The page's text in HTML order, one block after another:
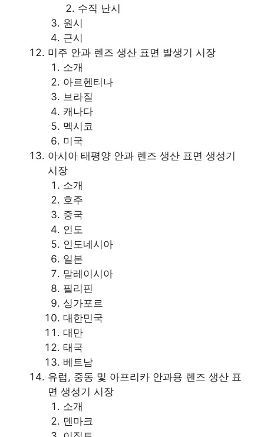
수직 난시
원시
근시
미주 안과 렌즈 생산 표면 발생기 시장
소개
아르헨티나
브라질
캐나다
멕시코
미국
아시아 태평양 안과 렌즈 생산 표면 생성기
시장
소개
호주
중국
인도
인도네시아
일본
말레이시아
필리핀
싱가포르
대한민국
대만
태국
베트남
유럽, 중동 및 아프리카 안과용 렌즈 생산 표
면 생성기 시장
소개
덴마크